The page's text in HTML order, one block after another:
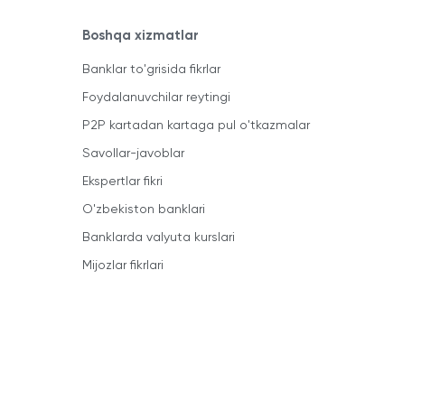
Boshqa xizmatlar
Banklar to'grisida fikrlar
Foydalanuvchilar reytingi
P2P kartadan kartaga pul o'tkazmalar
Savollar-javoblar
Ekspertlar fikri
O'zbekiston banklari
Banklarda valyuta kurslari
Mijozlar fikrlari